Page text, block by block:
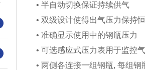
• 半自动切换保证持续供气
• 双级设计使得出气压力保持
• 准确显示使用中的钢瓶压力
• 可选感应式压力表用于监控
• 两侧各连接一组钢瓶, 每组钢